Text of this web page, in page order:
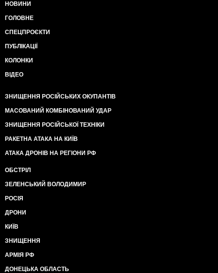
НОВИНИ
ГОЛОВНЕ
СПЕЦПРОЄКТИ
ПУБЛІКАЦІЇ
КОЛОНКИ
ВІДЕО
ЗНИЩЕННЯ РОСІЙСЬКИХ ОКУПАНТІВ
МАСОВАНИЙ КОМБІНОВАНИЙ УДАР
ЗНИЩЕННЯ РОСІЙСЬКОЇ ТЕХНІКИ
РАКЕТНА АТАКА НА КИЇВ
АТАКА ДРОНІВ НА РЕГІОНИ РФ
ОБСТРІЛ
ЗЕЛЕНСЬКИЙ ВОЛОДИМИР
РОСІЯ
ДРОНИ
КИЇВ
ЗНИЩЕННЯ
АРМІЯ РФ
ДОНЕЦЬКА ОБЛАСТЬ